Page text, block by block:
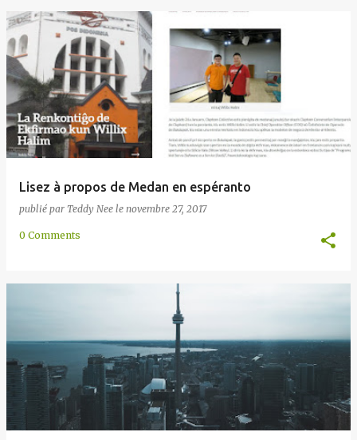
Lisez à propos de Medan en espéranto
publié par Teddy Nee le novembre 27, 2017
0 Comments